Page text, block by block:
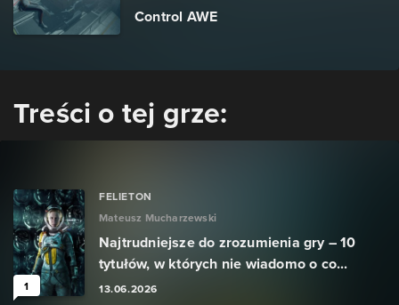
Control AWE
Treści o tej grze:
1
FELIETON
Mateusz Mucharzewski
Najtrudniejsze do zrozumienia gry – 10
tytułów, w których nie wiadomo o co...
13.06.2026